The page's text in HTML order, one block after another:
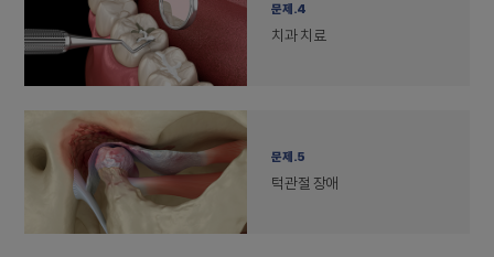
문제.4
치과 치료
문제.5
턱관절 장애